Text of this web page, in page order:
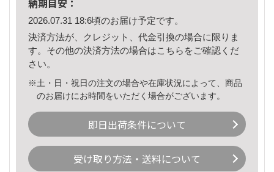
納期目安：
2026.07.31 18:6頃のお届け予定です。
決済方法が、クレジット、代金引換の場合に限りま
す。その他の決済方法の場合はこちら をご確認くだ
さい。
※土・日・祝日の注文の場合や在庫状況によって、商品
のお届けにお時間をいただく場合がございます。
即日出荷条件について
受け取り方法・送料について